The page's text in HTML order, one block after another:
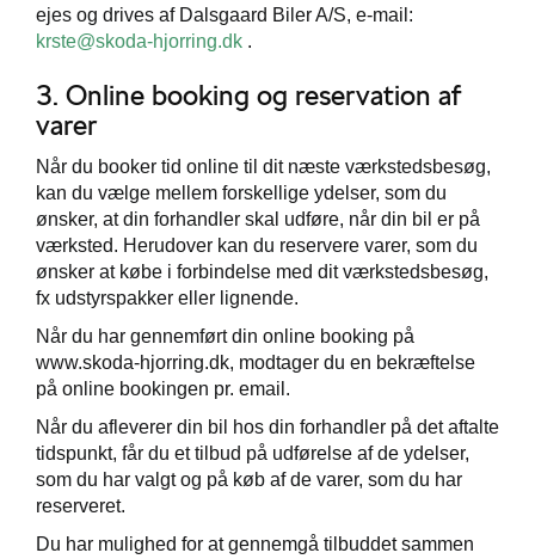
ejes og drives af Dalsgaard Biler A/S, e-mail:
krste@skoda-hjorring.dk .
3. Online booking og reservation af
varer
Når du booker tid online til dit næste værkstedsbesøg,
kan du vælge mellem forskellige ydelser, som du
ønsker, at din forhandler skal udføre, når din bil er på
værksted. Herudover kan du reservere varer, som du
ønsker at købe i forbindelse med dit værkstedsbesøg,
fx udstyrspakker eller lignende.
Når du har gennemført din online booking på
www.skoda-hjorring.dk, modtager du en bekræftelse
på online bookingen pr. email.
Når du afleverer din bil hos din forhandler på det aftalte
tidspunkt, får du et tilbud på udførelse af de ydelser,
som du har valgt og på køb af de varer, som du har
reserveret.
Du har mulighed for at gennemgå tilbuddet sammen